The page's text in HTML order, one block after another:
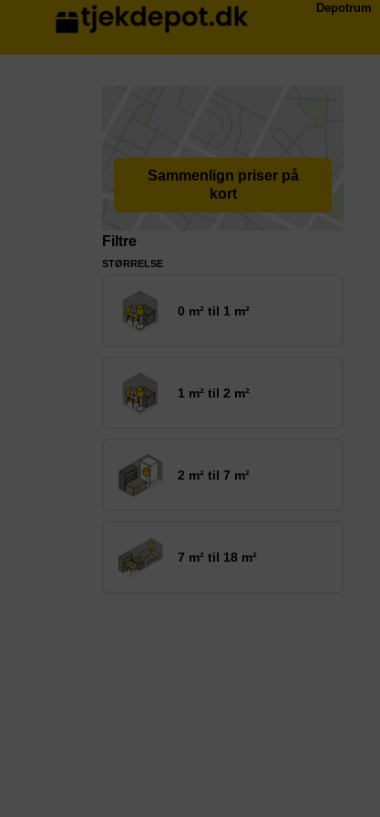
Depotrum
Sammenlign priser på
kort
Filtre
STØRRELSE
0 m² til 1 m²
1 m² til 2 m²
2 m² til 7 m²
7 m² til 18 m²